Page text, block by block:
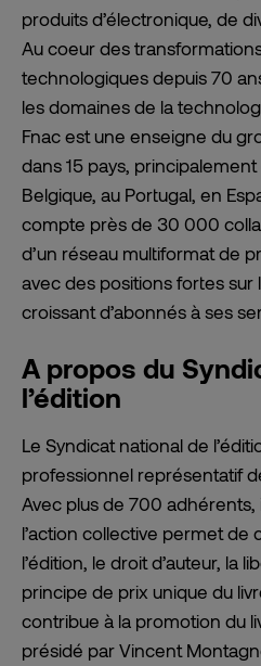
produits d’électronique, de
Au coeur des
technologiques depuis 70
les domaines de la
Fnac est une enseigne du
dans 15 pays,
Belgique, au Portugal, en
compte près de 30 000
d’un réseau multiformat de
avec des positions fortes
croissant d’abonnés à ses
A propos du
l’édition
Le Syndicat national de
professionnel représentatif
Avec plus de 700 adhérents,
l’action collective permet de
l’édition, le droit d’auteur, la
principe de prix unique du
contribue à la promotion du
présidé par Vincent